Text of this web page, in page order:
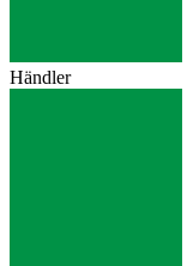
Händler